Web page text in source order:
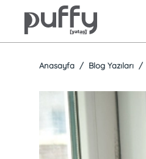
Anasayfa Blog Yazıları